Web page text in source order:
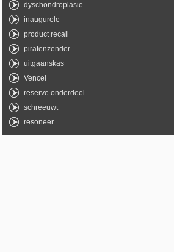
dyschondroplasie
inaugurele
product recall
piratenzender
uitgaanskas
Vencel
reserve onderdeel
schreeuwt
resoneer